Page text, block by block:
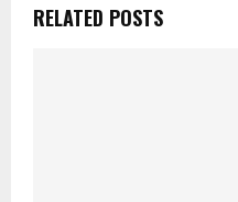
RELATED POSTS